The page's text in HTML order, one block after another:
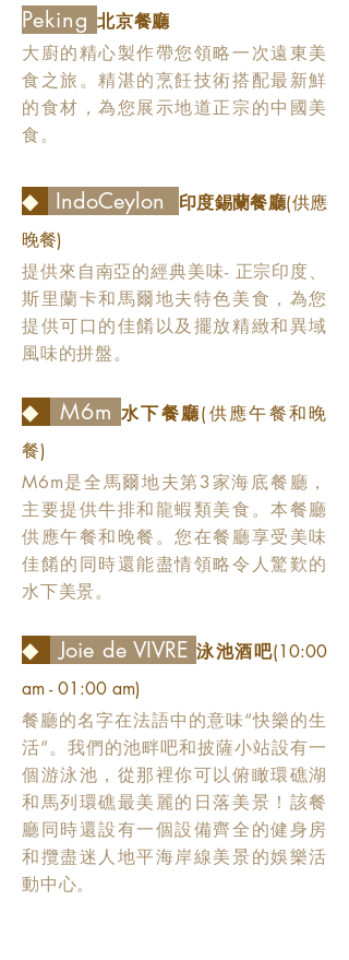
Peking 北京餐廳
大廚的精心製作帶您領略一次遠東美
食之旅。精湛的烹飪技術搭配最新鮮
的食材，為您展示地道正宗的中國美
食。
◆ IndoCeylon 印度錫蘭餐廳(供應
晚餐)
提供來自南亞的經典美味- 正宗印度、
斯里蘭卡和馬爾地夫特色美食，為您
提供可口的佳餚以及擺放精緻和異域
風味的拼盤。
◆ M6m水下餐廳(供應午餐和晚
餐)
M6m是全馬爾地夫第3家海底餐廳，
主要提供牛排和龍蝦類美食。本餐廳
供應午餐和晚餐。您在餐廳享受美味
佳餚的同時還能盡情領略令人驚歎的
水下美景。
◆ Joie de VIVRE 泳池酒吧(10:00
am - 01:00 am)
餐廳的名字在法語中的意味“快樂的生
活”。我們的池畔吧和披薩小站設有一
個游泳池，從那裡你可以俯瞰環礁湖
和馬列環礁最美麗的日落美景！該餐
廳同時還設有一個設備齊全的健身房
和攬盡迷人地平海岸線美景的娛樂活
動中心。